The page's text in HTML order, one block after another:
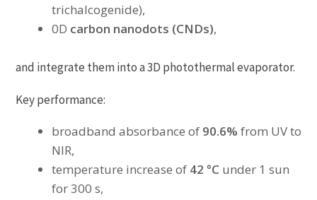
trichalcogenide),
0D carbon nanodots (CNDs),
and integrate them into a 3D photothermal evaporator.
Key performance:
broadband absorbance of 90.6% from UV to
NIR,
temperature increase of 42 °C under 1 sun
for 300 s,